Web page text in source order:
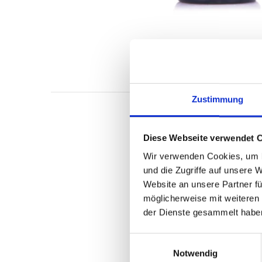
Zustimmung
Diese Webseite verwendet
Wir verwenden Cookies,
und die Zugriffe auf unsere
Website an unsere Partner
möglicherweise mit
der Dienste gesammelt
Notwendig
Beispiel für den
lokalen Rebsorten,
einem kalkhaltigen,
der Kunst der
anhaltende und
Muskatnuss und ein
gegrilltem Fisch,
rohem Fleisch oder